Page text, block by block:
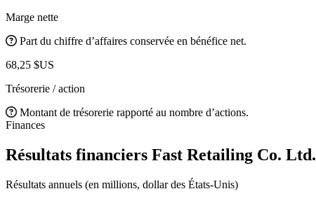
Marge nette
Part du chiffre d’affaires conservée en bénéfice net.
68,25 $US
Trésorerie / action
Montant de trésorerie rapporté au nombre d’actions.
Finances
Résultats financiers Fast Retailing Co. Ltd.
Résultats annuels (en millions, dollar des États-Unis)